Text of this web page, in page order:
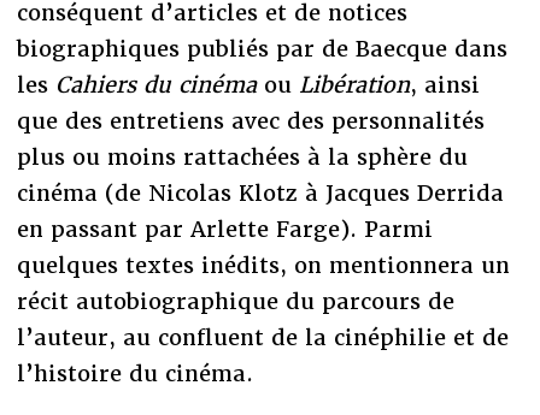
conséquent d’articles et de notices
biographiques publiés par de Baecque dans
les Cahiers du cinémaou Libération, ainsi
que des entretiens avec des personnalités
plus ou moins rattachées à la sphère du
cinéma (de Nicolas Klotz à Jacques Derrida
en passant par Arlette Farge). Parmi
quelques textes inédits, on mentionnera un
récit autobiographique du parcours de
l’auteur, au confluent de la cinéphilie et de
l’histoire du cinéma.